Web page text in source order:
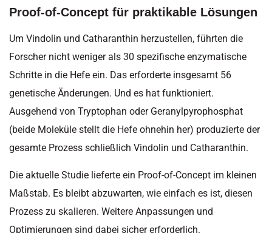
Proof-of-Concept für praktikable Lösungen
Um Vindolin und Catharanthin herzustellen, führten die
Forscher nicht weniger als 30 spezifische enzymatische
Schritte in die Hefe ein. Das erforderte insgesamt 56
genetische Änderungen. Und es hat funktioniert.
Ausgehend von Tryptophan oder Geranylpyrophosphat
(beide Moleküle stellt die Hefe ohnehin her) produzierte der
gesamte Prozess schließlich Vindolin und Catharanthin.
Die aktuelle Studie lieferte ein Proof-of-Concept im kleinen
Maßstab. Es bleibt abzuwarten, wie einfach es ist, diesen
Prozess zu skalieren. Weitere Anpassungen und
Optimierungen sind dabei sicher erforderlich.